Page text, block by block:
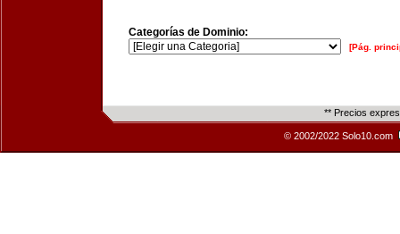
Categorías de Dominio:
[Pág.
** Precios
© 2002/2022 Solo10.com